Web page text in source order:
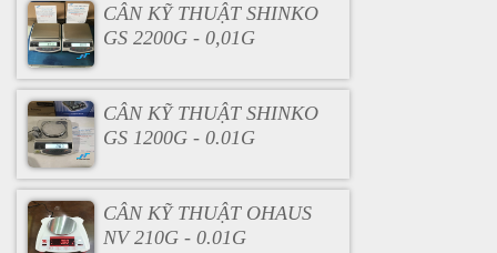
CÂN KỸ THUẬT SHINKO
GS 2200G - 0,01G
CÂN KỸ THUẬT SHINKO
GS 1200G - 0.01G
CÂN KỸ THUẬT OHAUS
NV 210G - 0.01G